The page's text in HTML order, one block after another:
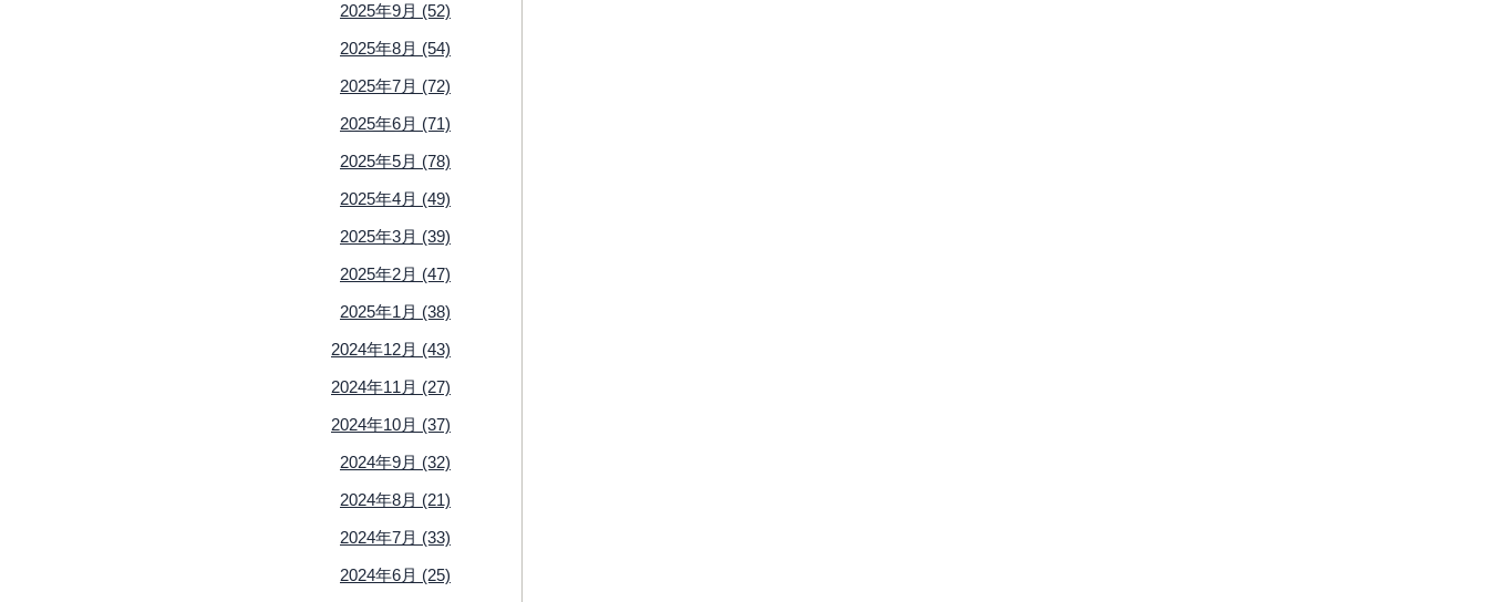
2025年9月 (52)
2025年8月 (54)
2025年7月 (72)
2025年6月 (71)
2025年5月 (78)
2025年4月 (49)
2025年3月 (39)
2025年2月 (47)
2025年1月 (38)
2024年12月 (43)
2024年11月 (27)
2024年10月 (37)
2024年9月 (32)
2024年8月 (21)
2024年7月 (33)
2024年6月 (25)